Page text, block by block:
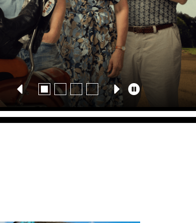
Uutiskirje
Medialle
Svenska Teatern Live
Karusellin
automaattinen
toisto